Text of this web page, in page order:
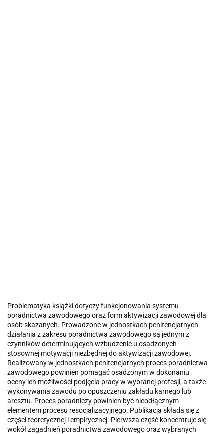
Problematyka książki dotyczy funkcjonowania systemu
poradnictwa zawodowego oraz form aktywizacji zawodowej dla
osób skazanych. Prowadzone w jednostkach penitencjarnych
działania z zakresu poradnictwa zawodowego są jednym z
czynników determinujących wzbudzenie u osadzonych
stosownej motywacji niezbędnej do aktywizacji zawodowej.
Realizowany w jednostkach penitencjarnych proces poradnictwa
zawodowego powinien pomagać osadzonym w dokonaniu
oceny ich możliwości podjęcia pracy w wybranej profesji, a także
wykonywania zawodu po opuszczeniu zakładu karnego lub
aresztu. Proces poradniczy powinien być nieodłącznym
elementem procesu resocjalizacyjnego. Publikacja składa się z
części teoretycznej i empirycznej. Pierwsza część koncentruje się
wokół zagadnień poradnictwa zawodowego oraz wybranych